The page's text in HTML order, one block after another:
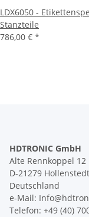
LDX6050 -
Stanzteile
786,00 € *
HDTRONIC GmbH
Alte Rennkoppel 12
D-21279 Hollenstedt
Deutschland
e-Mail:
Telefon: +49 (40)